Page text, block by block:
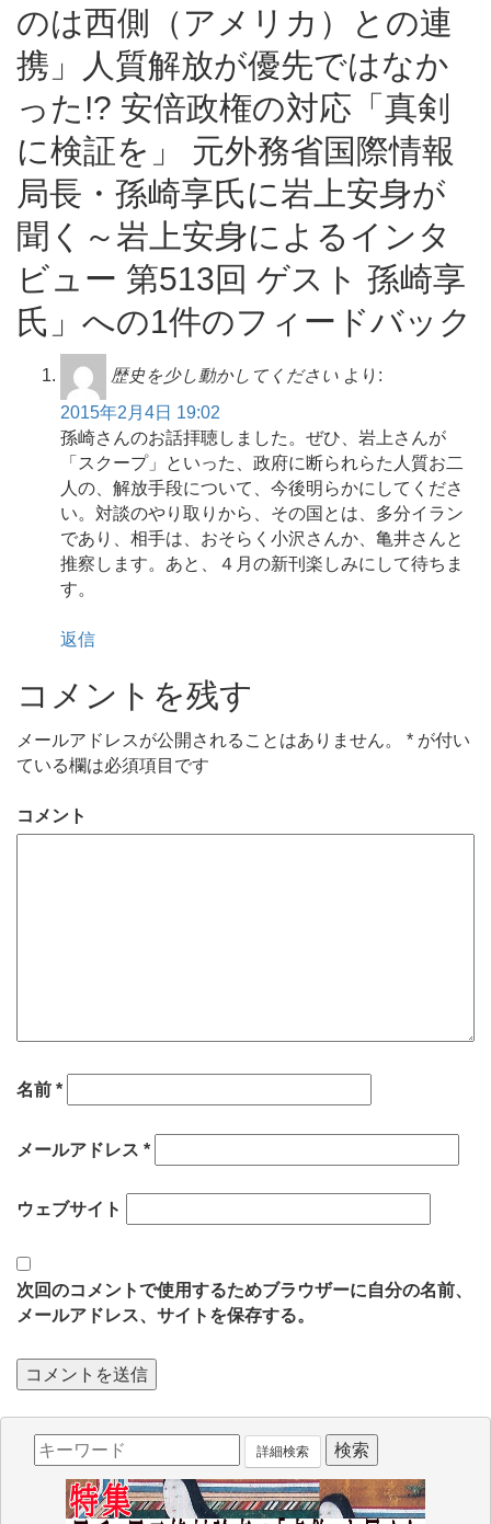
のは西側（アメリカ）との連
携」人質解放が優先ではなか
った!? 安倍政権の対応「真剣
に検証を」 元外務省国際情報
局長・孫崎享氏に岩上安身が
聞く～岩上安身によるインタ
ビュー 第513回 ゲスト 孫崎享
氏」への1件のフィードバック
歴史を少し動かしてください より:
2015年2月4日 19:02
孫崎さんのお話拝聴しました。ぜひ、岩上さんが
「スクープ」といった、政府に断られらた人質お二
人の、解放手段について、今後明らかにしてくださ
い。対談のやり取りから、その国とは、多分イラン
であり、相手は、おそらく小沢さんか、亀井さんと
推察します。あと、４月の新刊楽しみにして待ちま
す。
返信
コメントを残す
メールアドレスが公開されることはありません。 * が付い
ている欄は必須項目です
コメント
名前 *
メールアドレス *
ウェブサイト
次回のコメントで使用するためブラウザーに自分の名前、
メールアドレス、サイトを保存する。
詳細検索